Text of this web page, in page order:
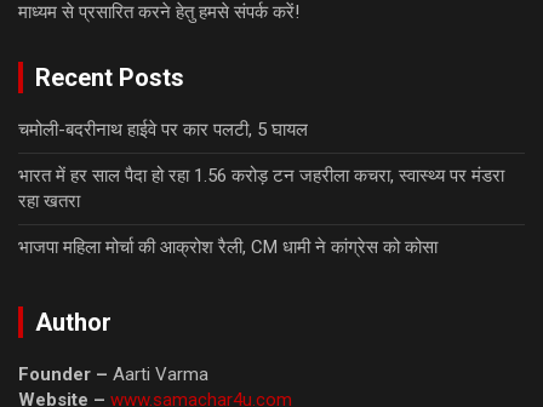
माध्यम से प्रसारित करने हेतु हमसे संपर्क करें!
Recent Posts
चमोली-बदरीनाथ हाईवे पर कार पलटी, 5 घायल
भारत में हर साल पैदा हो रहा 1.56 करोड़ टन जहरीला कचरा, स्वास्थ्य पर मंडरा
रहा खतरा
भाजपा महिला मोर्चा की आक्रोश रैली, CM धामी ने कांग्रेस को कोसा
Author
Founder – Aarti Varma
Website – www.samachar4u.com